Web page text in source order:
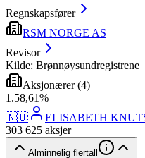
Regnskapsfører
RSM NORGE AS
Revisor
Kilde: Brønnøysundregistrene
Aksjonærer(4)
1 .58,61%
🇳🇴
ELISABETH
303 625 aksjer
Alminnelig flertall